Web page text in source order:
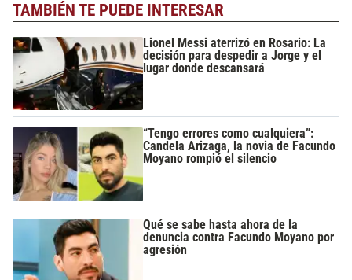
TAMBIÉN TE PUEDE INTERESAR
Lionel Messi aterrizó en Rosario: La
decisión para despedir a Jorge y el
lugar donde descansará
“Tengo errores como cualquiera”:
Candela Arizaga, la novia de Facundo
Moyano rompió el silencio
Qué se sabe hasta ahora de la
denuncia contra Facundo Moyano por
agresión